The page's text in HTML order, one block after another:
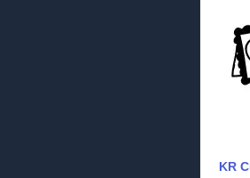
KR